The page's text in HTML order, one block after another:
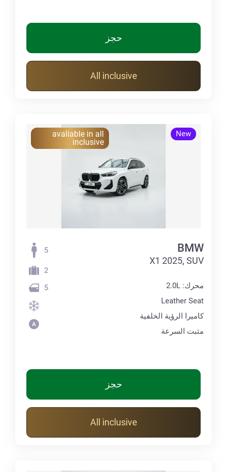
حجز
All inclusive
New
avaliable in all
inclusive
BMW
X1 2025, SUV
محرك: 2.0L
Leather Seat
كاميرا الرؤية الخلفية
مثبت السرعة
5
2
5
حجز
All inclusive